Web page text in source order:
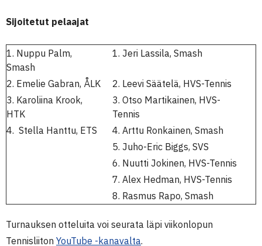
Sijoitetut pelaajat
1. Nuppu Palm,
Smash
1. Jeri Lassila, Smash
2. Emelie Gabran, ÅLK
2. Leevi Säätelä, HVS-Tennis
3. Karoliina Krook,
HTK
3. Otso Martikainen, HVS-
Tennis
4. Stella Hanttu, ETS
4. Arttu Ronkainen, Smash
5. Juho-Eric Biggs, SVS
6. Nuutti Jokinen, HVS-Tennis
7. Alex Hedman, HVS-Tennis
8. Rasmus Rapo, Smash
Turnauksen otteluita voi seurata läpi viikonlopun
Tennisliiton YouTube -kanavalta.